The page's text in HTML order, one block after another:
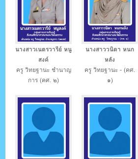
นางสาวเนตรวารีย์ หนู
สงค์
ครู วิทยฐานะ ชำนาญ
การ (คศ. ๒)
นางสาววนิดา หนก
หลัง
ครู วิทยฐานะ - (คศ.
๑)